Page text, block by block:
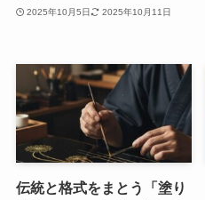
2025年10月5日 2025年10月11日
伝統と格式をまとう「塗り